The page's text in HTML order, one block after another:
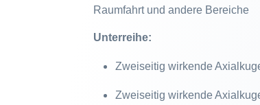
Raumfahrt und andere Bereiche
Unterreihe:
Zweiseitig wirkende
Zweiseitig wirkende